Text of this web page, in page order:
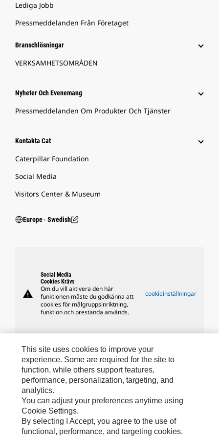
Lediga Jobb
Pressmeddelanden Från Företaget
Branschlösningar
VERKSAMHETSOMRÅDEN
Nyheter Och Evenemang
Pressmeddelanden Om Produkter Och Tjänster
Kontakta Cat
Caterpillar Foundation
Social Media
Visitors Center & Museum
Europe ‧ Swedish
warning
Social Media
Cookies Krävs
Om du vill aktivera den här
funktionen måste du godkänna att
cookies för målgruppsinriktning,
funktion och prestanda används.
cookieinställningar
Caterpillars Varumärken
Caterpillar.com
Kontakta Caterpillar
Mina Marknadsföringspreferenser
This site uses cookies to improve your
experience. Some are required for the site to
function, while others support features,
performance, personalization, targeting, and
analytics.
You can adjust your preferences anytime using
Cookie Settings.
By selecting I Accept, you agree to the use of
functional, performance, and targeting cookies.